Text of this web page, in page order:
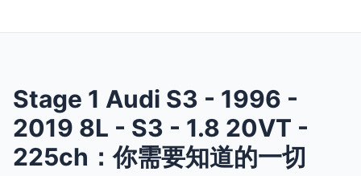
Stage 1 Audi S3 - 1996 -
2019 8L - S3 - 1.8 20VT -
225ch：你需要知道的一切